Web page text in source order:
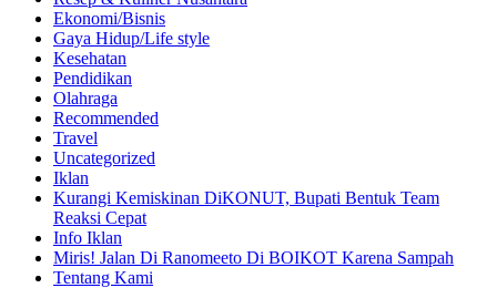
Ekonomi/Bisnis
Gaya Hidup/Life style
Kesehatan
Pendidikan
Olahraga
Recommended
Travel
Uncategorized
Iklan
Kurangi Kemiskinan DiKONUT, Bupati Bentuk Team
Reaksi Cepat
Info Iklan
Miris! Jalan Di Ranomeeto Di BOIKOT Karena Sampah
Tentang Kami